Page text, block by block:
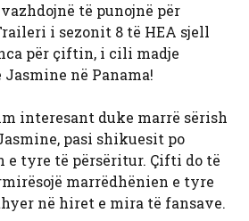
të punojnë për
i sezonit 8 të HEA sjell
për çiftin, i cili madje
në Panama!
interesant duke marrë sërish
pasi shikuesit po
e tyre të përsëritur. Çifti do të
marrëdhënien e tyre
në hiret e mira të fansave.